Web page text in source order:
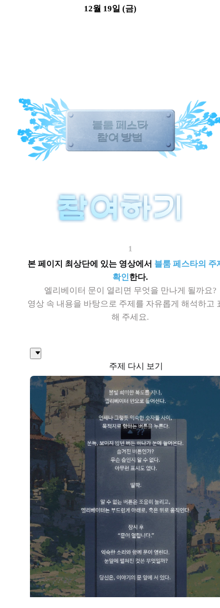
12월 19일 (금)
1
본 페이지 최상단에 있는 영상에서 블룸 페스타의 주
확인한다.
엘리베이터 문이 열리면 무엇을 만나게 될까요?
영상 속 내용을 바탕으로 주제를 자유롭게 해석하고
해 주세요.
주제 다시 보기